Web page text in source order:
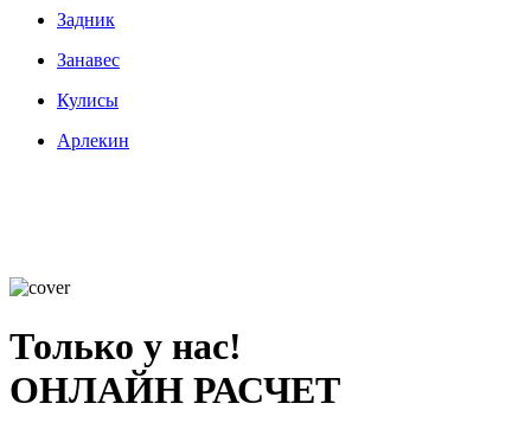
Задник
Занавес
Кулисы
Арлекин
Только у нас!
ОНЛАЙН РАСЧЕТ